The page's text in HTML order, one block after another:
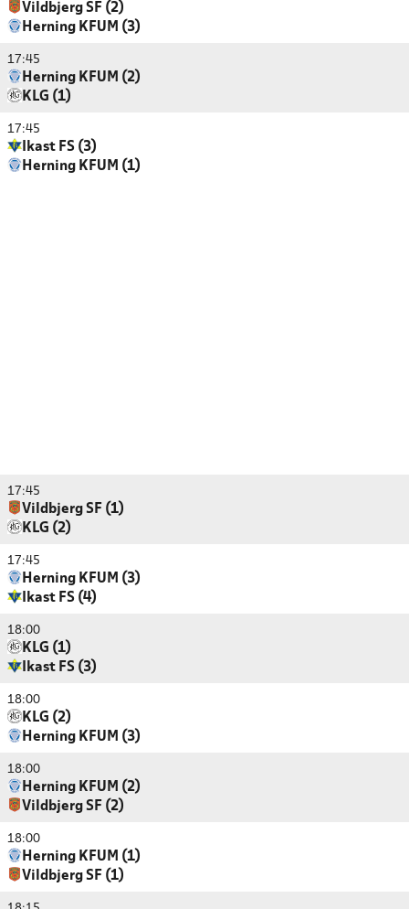
Vildbjerg SF (2)
Herning KFUM (3)
17:45
Herning KFUM (2)
KLG (1)
17:45
Ikast FS (3)
Herning KFUM (1)
17:45
Vildbjerg SF (1)
KLG (2)
17:45
Herning KFUM (3)
Ikast FS (4)
18:00
KLG (1)
Ikast FS (3)
18:00
KLG (2)
Herning KFUM (3)
18:00
Herning KFUM (2)
Vildbjerg SF (2)
18:00
Herning KFUM (1)
Vildbjerg SF (1)